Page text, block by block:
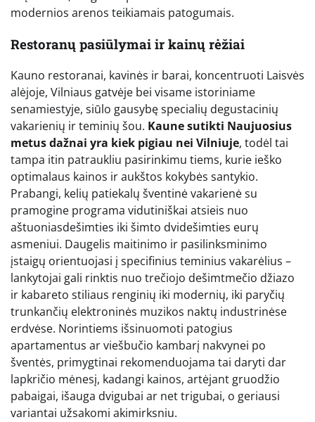
modernios arenos teikiamais patogumais.
Restoranų pasiūlymai ir kainų rėžiai
Kauno restoranai, kavinės ir barai, koncentruoti Laisvės
alėjoje, Vilniaus gatvėje bei visame istoriniame
senamiestyje, siūlo gausybę specialių degustacinių
vakarienių ir teminių šou. Kaune sutikti Naujuosius
metus dažnai yra kiek pigiau nei Vilniuje, todėl tai
tampa itin patraukliu pasirinkimu tiems, kurie ieško
optimalaus kainos ir aukštos kokybės santykio.
Prabangi, kelių patiekalų šventinė vakarienė su
pramogine programa vidutiniškai atsieis nuo
aštuoniasdešimties iki šimto dvidešimties eurų
asmeniui. Daugelis maitinimo ir pasilinksminimo
įstaigų orientuojasi į specifinius teminius vakarėlius –
lankytojai gali rinktis nuo trečiojo dešimtmečio džiazo
ir kabareto stiliaus renginių iki modernių, iki paryčių
trunkančių elektroninės muzikos naktų industrinėse
erdvėse. Norintiems išsinuomoti patogius
apartamentus ar viešbučio kambarį nakvynei po
šventės, primygtinai rekomenduojama tai daryti dar
lapkričio mėnesį, kadangi kainos, artėjant gruodžio
pabaigai, išauga dvigubai ar net trigubai, o geriausi
variantai užsakomi akimirksniu.